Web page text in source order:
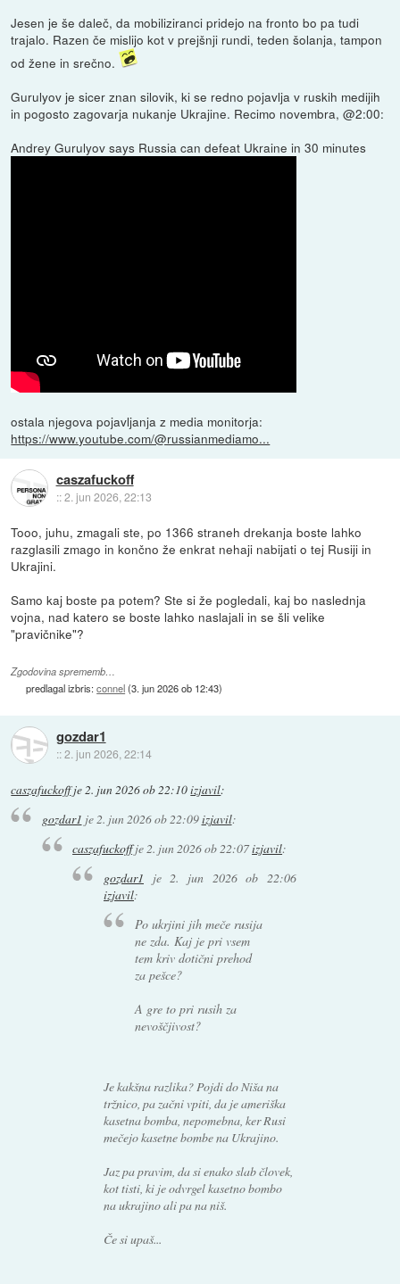
Jesen je še daleč, da mobiliziranci pridejo na fronto bo pa tudi
trajalo. Razen če mislijo kot v prejšnji rundi, teden šolanja, tampon
od žene in srečno.
Gurulyov je sicer znan silovik, ki se redno pojavlja v ruskih medijih
in pogosto zagovarja nukanje Ukrajine. Recimo novembra, @2:00:
Andrey Gurulyov says Russia can defeat Ukraine in 30 minutes
ostala njegova pojavljanja z media monitorja:
https://www.youtube.com/@russianmediamo...
caszafuckoff
::2. jun 2026, 22:13
Tooo, juhu, zmagali ste, po 1366 straneh drekanja boste lahko
razglasili zmago in končno že enkrat nehaji nabijati o tej Rusiji in
Ukrajini.
Samo kaj boste pa potem? Ste si že pogledali, kaj bo naslednja
vojna, nad katero se boste lahko naslajali in se šli velike
"pravičnike"?
Zgodovina sprememb…
predlagal izbris:connel(3. jun 2026 ob 12:43)
gozdar1
::2. jun 2026, 22:14
caszafuckoffje 2. jun 2026 ob 22:10izjavil:
gozdar1 je2. jun 2026 ob 22:09izjavil:
caszafuckoffje 2. jun 2026 ob 22:07izjavil:
gozdar1 je 2. jun 2026 ob 22:06
izjavil:
Po ukrjini jih meče rusija
ne zda. Kaj je pri vsem
tem kriv dotični prehod
za pešce?
A gre to pri rusih za
nevoščjivost?
Je kakšna razlika? Pojdi do Niša na
tržnico, pa začni vpiti, da je ameriška
kasetna bomba, nepomebna, ker Rusi
mečejo kasetne bombe na Ukrajino.
Jaz pa pravim, da si enako slab človek,
kot tisti, ki je odvrgel kasetno bombo
na ukrajino ali pa na niš.
Če si upaš...